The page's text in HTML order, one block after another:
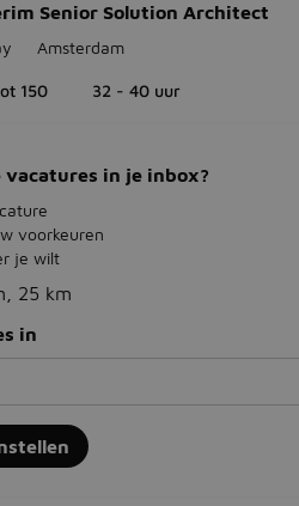
Senior Solution Architect
Amsterdam
150 32 - 40 uur
vacatures in je inbox?
voorkeuren
je wilt
25 km
in